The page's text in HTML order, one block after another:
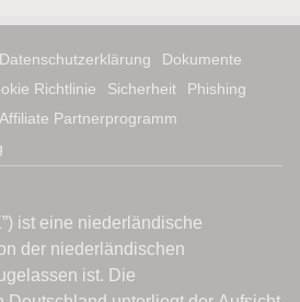
Datenschutzerklärung
Dokumente
Richtlinie Sicherheit
Phishing
Affiliate Partnerprogramm